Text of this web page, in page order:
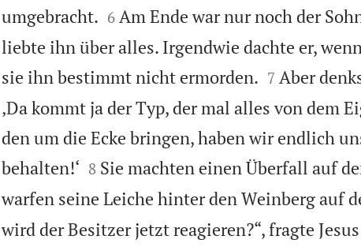
umgebracht.
6 Am Ende war nur noch der
liebte ihn über alles. Irgendwie dachte er,
sie ihn bestimmt nicht ermorden.
7 Aber
‚Da kommt ja der Typ, der mal alles von dem
den um die Ecke bringen, haben wir endlich
behalten!‘
8 Sie machten einen Überfall auf
warfen seine Leiche hinter den Weinberg auf
wird der Besitzer jetzt reagieren?“, fragte